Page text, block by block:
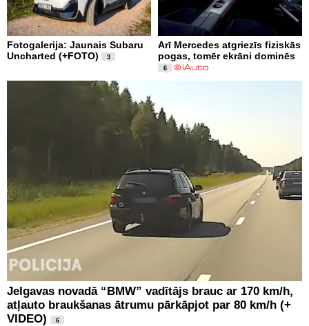
Fotogalerija: Jaunais Subaru
Uncharted (+FOTO)
3
Arī Mercedes atgriezīs fiziskās
pogas, tomēr ekrāni dominēs
6
Jelgavas novadā “BMW” vadītājs brauc ar 170 km/h,
atļauto braukšanas ātrumu pārkāpjot par 80 km/h (+
VIDEO)
6